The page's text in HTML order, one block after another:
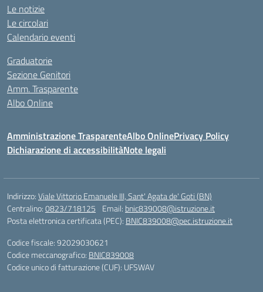
Le notizie
Le circolari
Calendario eventi
Graduatorie
Sezione Genitori
Amm. Trasparente
Albo Online
Amministrazione TrasparenteAlbo OnlinePrivacy Policy
Dichiarazione di accessibilitàNote legali
Indirizzo:Viale Vittorio Emanuele III, Sant' Agata de' Goti (BN)
Centralino:0823/718125 Email: bnic839008@istruzione.it
Posta elettronica certificata (PEC): BNIC839008@pec.istruzione.it
Codice fiscale: 92029030621
Codice meccanografico: BNIC839008
Codice unico di fatturazione (CUF): UFSWAV